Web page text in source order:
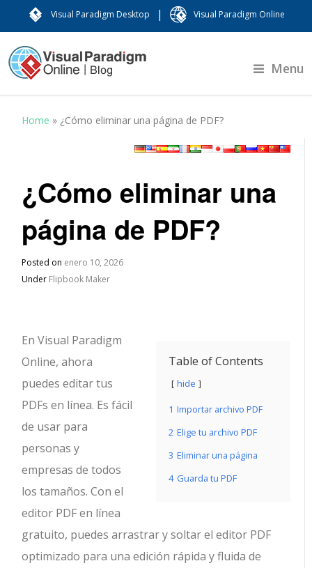
Visual Paradigm Desktop | Visual Paradigm Online
Menu
Home » ¿Cómo eliminar una página de PDF?
¿Cómo eliminar una
página de PDF?
Posted on enero 10, 2026
Under Flipbook Maker
Table of Contents
hide
1 Importar archivo PDF
2 Elige tu archivo PDF
3 Eliminar una página
4 Guarda tu PDF
En Visual Paradigm
Online, ahora
puedes editar tus
PDFs en línea. Es fácil
de usar para
personas y
empresas de todos
los tamaños. Con el
editor PDF en línea
gratuito, puedes arrastrar y soltar el editor PDF
optimizado para una edición rápida y fluida de